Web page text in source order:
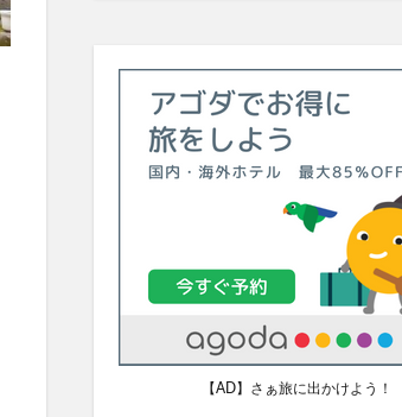
【AD】さぁ旅に出かけよう！